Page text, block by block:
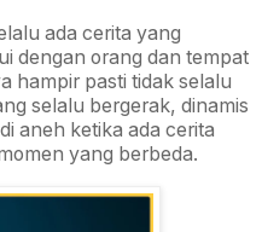
ada cerita yang
dengan orang dan tempat
hampir pasti tidak selalu
selalu bergerak, dinamis
aneh ketika ada cerita
yang berbeda.